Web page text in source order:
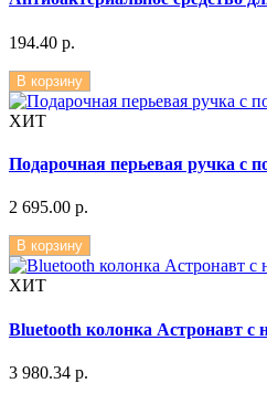
194.40 р.
В корзину
ХИТ
Подарочная перьевая ручка с
2 695.00 р.
В корзину
ХИТ
Bluetooth колонка Астронавт с
3 980.34 р.